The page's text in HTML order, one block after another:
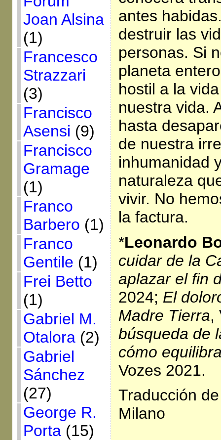
Joan Alsina
(1)
Francesco
Strazzari
(3)
Francisco
Asensi (9)
Francisco
Gramage
(1)
Franco
Barbero (1)
Franco
Gentile (1)
Frei Betto
(1)
Gabriel M.
Otalora(2)
Gabriel
Sánchez
(27)
George R.
Porta(15)
antes
destruir las
personas. Si
planeta
hostil a la
nuestra vida.
hasta
de nuestra
inhumanidad
naturaleza
vivir. No
la factura.
*Leonardo
cuidar de la
aplazar el fin
2024; El
Madre Tierra,
búsqueda de
cómo
Vozes 2021.
Traducción
Milano